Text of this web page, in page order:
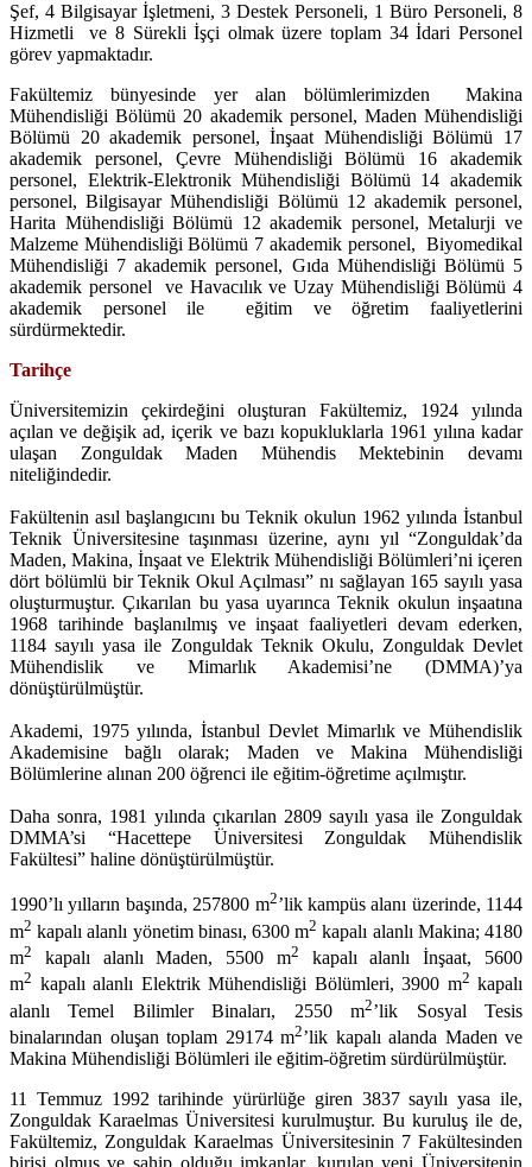
Şef, 4 Bilgisayar İşletmeni, 3 Destek Personeli, 1 Büro Personeli, 8
Hizmetli ve 8 Sürekli İşçi olmak üzere toplam 34 İdari Personel
görev yapmaktadır.
Fakültemiz bünyesinde yer alan bölümlerimizden Makina
Mühendisliği Bölümü 20 akademik personel, Maden Mühendisliği
Bölümü 20 akademik personel, İnşaat Mühendisliği Bölümü 17
akademik personel, Çevre Mühendisliği Bölümü 16 akademik
personel, Elektrik-Elektronik Mühendisliği Bölümü 14 akademik
personel, Bilgisayar Mühendisliği Bölümü 12 akademik personel,
Harita Mühendisliği Bölümü 12 akademik personel, Metalurji ve
Malzeme Mühendisliği Bölümü 7 akademik personel, Biyomedikal
Mühendisliği 7 akademik personel, Gıda Mühendisliği Bölümü 5
akademik personel ve Havacılık ve Uzay Mühendisliği Bölümü 4
akademik personel ile eğitim ve öğretim faaliyetlerini
sürdürmektedir.
Tarihçe
Üniversitemizin çekirdeğini oluşturan Fakültemiz, 1924 yılında
açılan ve değişik ad, içerik ve bazı kopukluklarla 1961 yılına kadar
ulaşan Zonguldak Maden Mühendis Mektebinin devamı
niteliğindedir.
Fakültenin asıl başlangıcını bu Teknik okulun 1962 yılında İstanbul
Teknik Üniversitesine taşınması üzerine, aynı yıl “Zonguldak’da
Maden, Makina, İnşaat ve Elektrik Mühendisliği Bölümleri’ni içeren
dört bölümlü bir Teknik Okul Açılması” nı sağlayan 165 sayılı yasa
oluşturmuştur. Çıkarılan bu yasa uyarınca Teknik okulun inşaatına
1968 tarihinde başlanılmış ve inşaat faaliyetleri devam ederken,
1184 sayılı yasa ile Zonguldak Teknik Okulu, Zonguldak Devlet
Mühendislik ve Mimarlık Akademisi’ne (DMMA)’ya
dönüştürülmüştür.
Akademi, 1975 yılında, İstanbul Devlet Mimarlık ve Mühendislik
Akademisine bağlı olarak; Maden ve Makina Mühendisliği
Bölümlerine alınan 200 öğrenci ile eğitim-öğretime açılmıştır.
Daha sonra, 1981 yılında çıkarılan 2809 sayılı yasa ile Zonguldak
DMMA’si “Hacettepe Üniversitesi Zonguldak Mühendislik
Fakültesi” haline dönüştürülmüştür.
1990’lı yılların başında, 257800 m2’lik kampüs alanı üzerinde, 1144
m2 kapalı alanlı yönetim binası, 6300 m2 kapalı alanlı Makina; 4180
m2 kapalı alanlı Maden, 5500 m2
kapalı alanlı İnşaat, 5600
m2 kapalı alanlı Elektrik Mühendisliği Bölümleri, 3900 m2 kapalı
alanlı Temel Bilimler Binaları, 2550 m2’lik Sosyal Tesis
binalarından oluşan toplam 29174 m2’lik kapalı alanda Maden ve
Makina Mühendisliği Bölümleri ile eğitim-öğretim sürdürülmüştür.
11 Temmuz 1992 tarihinde yürürlüğe giren 3837 sayılı yasa ile,
Zonguldak Karaelmas Üniversitesi kurulmuştur. Bu kuruluş ile de,
Fakültemiz, Zonguldak Karaelmas Üniversitesinin 7 Fakültesinden